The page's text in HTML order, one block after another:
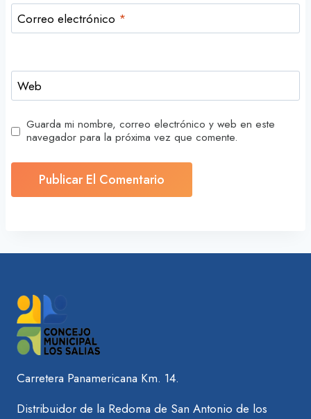
Correo electrónico *
Web
Guarda mi nombre, correo electrónico y web en este
navegador para la próxima vez que comente.
Carretera Panamericana Km. 14.
Distribuidor de la Redoma de San Antonio de los